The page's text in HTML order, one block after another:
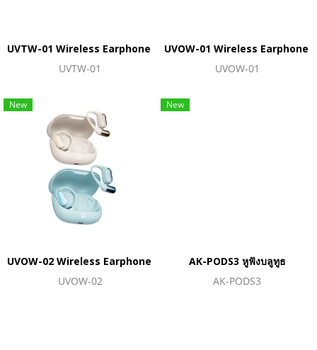
UVTW-01 Wireless Earphone หูฟังไร้สาย
UVTW-01
UVOW-01 Wireless Earphone
UVOW-01
New
UVOW-02 Wireless Earphone หูฟังไร้สาย
UVOW-02
New
AK-PODS3 หูฟังบลูทูธ
AK-PODS3